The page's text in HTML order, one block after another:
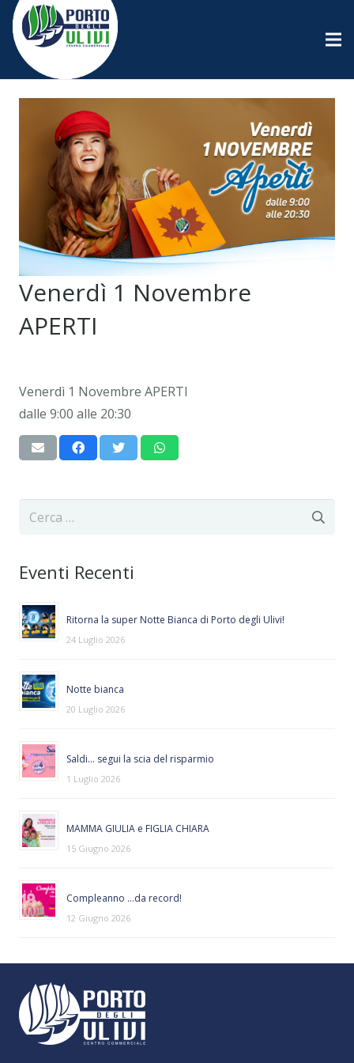
Venerdì 1 Novembre
APERTI
Venerdì 1 Novembre APERTI
dalle 9:00 alle 20:30
Ricerca
Eventi Recenti
Ritorna la super Notte Bianca di Porto degli Ulivi!
24 Luglio 2026
Notte bianca
20 Luglio 2026
Saldi… segui la scia del risparmio
1 Luglio 2026
MAMMA GIULIA e FIGLIA CHIARA
15 Giugno 2026
Compleanno …da record!
12 Giugno 2026